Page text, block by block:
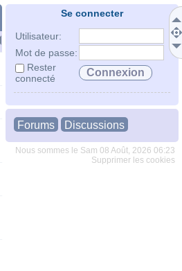
Se connecter
Utilisateur:
Mot de passe:
Rester
connecté
Forums Discussions
Nous sommes le Sam 08 Août, 2026 06:23
Supprimer les cookies